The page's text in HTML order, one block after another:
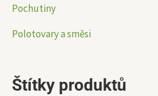
Pochutiny
Polotovary a směsi
Štítky produktů